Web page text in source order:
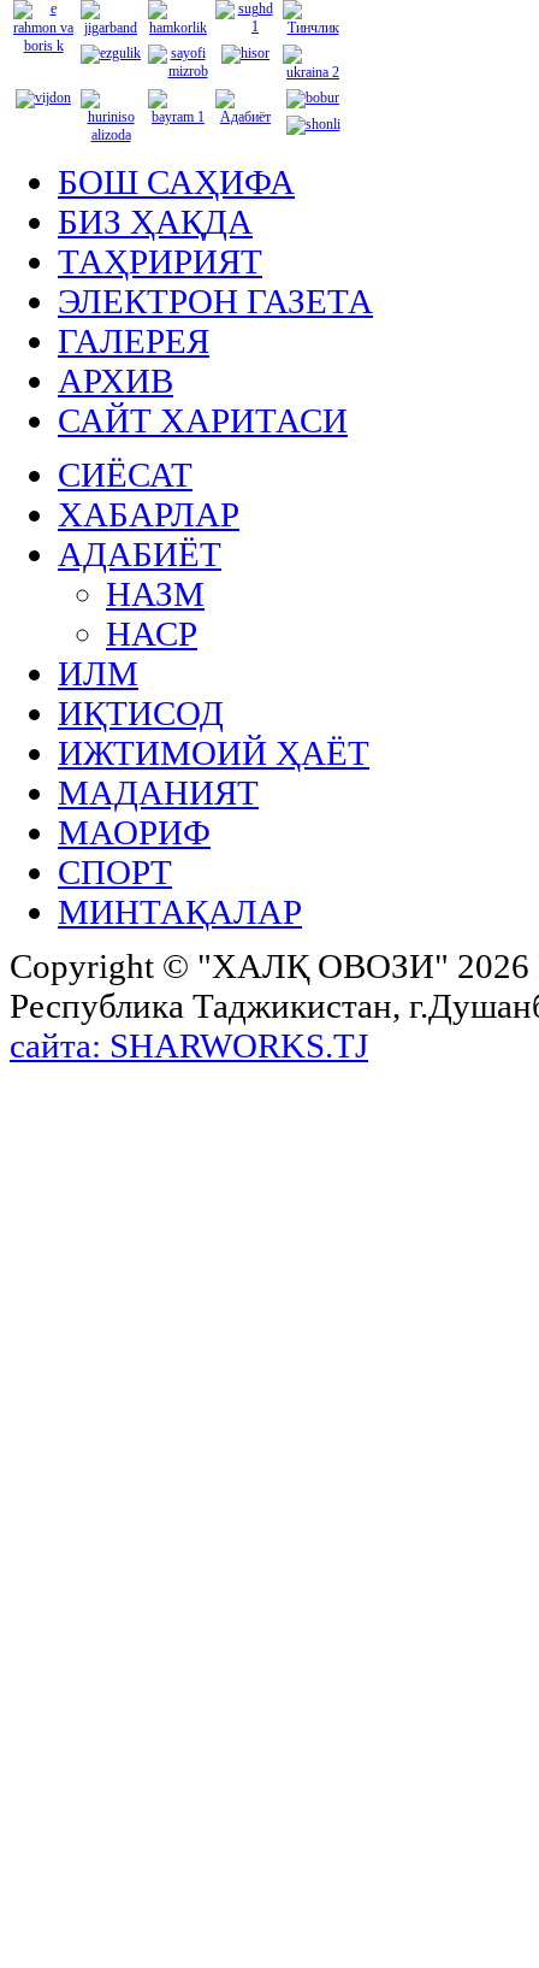
БОШ САҲИФА
БИЗ ҲАҚДА
ТАҲРИРИЯТ
ЭЛЕКТРОН ГАЗЕТА
ГАЛЕРЕЯ
АРХИВ
САЙТ ХАРИТАСИ
СИЁСАТ
ХАБАРЛАР
АДАБИЁТ
НАЗМ
НАСР
ИЛМ
ИҚТИСОД
ИЖТИМОИЙ ҲАЁТ
МАДАНИЯТ
МАОРИФ
СПОРТ
МИНТАҚАЛАР
Copyright © "ХАЛҚ ОВОЗИ"
Республика Таджикистан,
сайта: SHARWORKS.TJ